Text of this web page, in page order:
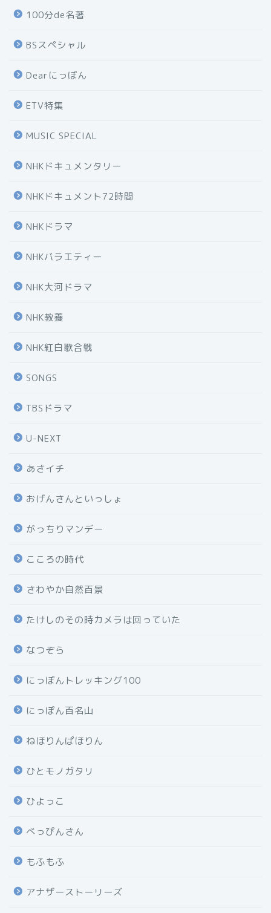
100分de名著
BSスペシャル
Dearにっぽん
ETV特集
MUSIC SPECIAL
NHKドキュメンタリー
NHKドキュメント72時間
NHKドラマ
NHKバラエティー
NHK大河ドラマ
NHK教養
NHK紅白歌合戦
SONGS
TBSドラマ
U-NEXT
あさイチ
おげんさんといっしょ
がっちりマンデー
こころの時代
さわやか自然百景
たけしのその時カメラは回っていた
なつぞら
にっぽんトレッキング100
にっぽん百名山
ねほりんぱほりん
ひとモノガタリ
ひよっこ
べっぴんさん
もふもふ
アナザーストーリーズ